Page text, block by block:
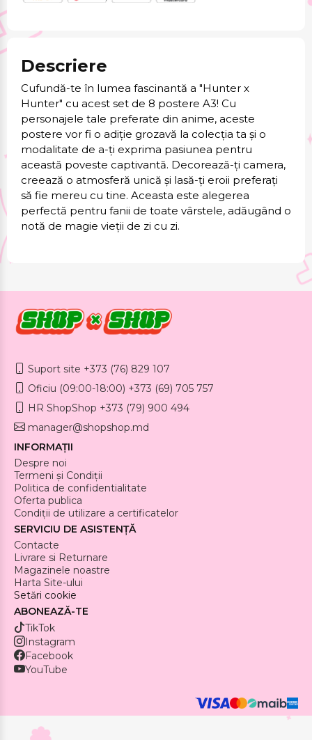
Descriere
Cufundă-te în lumea fascinantă a "Hunter x
Hunter" cu acest set de 8 postere A3! Cu
personajele tale preferate din anime, aceste
postere vor fi o adiție grozavă la colecția ta și o
modalitate de a-ți exprima pasiunea pentru
această poveste captivantă. Decorează-ți camera,
creează o atmosferă unică și lasă-ți eroii preferați
să fie mereu cu tine. Aceasta este alegerea
perfectă pentru fanii de toate vârstele, adăugând o
notă de magie vieții de zi cu zi.
Suport site +373 (76) 829 107
Oficiu (09:00-18:00) +373 (69) 705 757
HR ShopShop +373 (79) 900 494
manager@shopshop.md
INFORMAȚII
Despre noi
Termeni și Condiții
Politica de confidentialitate
Oferta publica
Condiții de utilizare a certificatelor
SERVICIU DE ASISTENȚĂ
Contacte
Livrare si Returnare
Magazinele noastre
Harta Site-ului
Setări cookie
ABONEAZĂ-TE
TikTok
Instagram
Facebook
YouTube